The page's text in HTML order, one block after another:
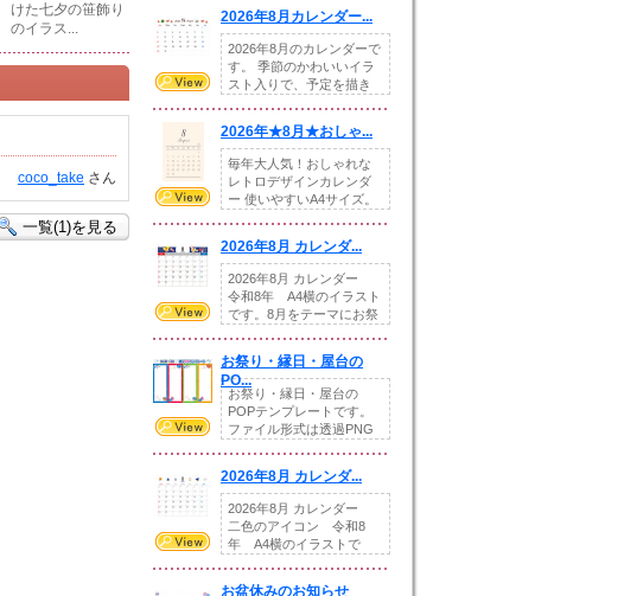
けた七夕の笹飾り
のイラス...
coco_take さん
一覧(1)を見る
2026年8月カレンダー...
2026年8月のカレンダーで
す。 季節のかわいいイラ
スト入りで、予定を描き
2026年★8月★おしゃ...
毎年大人気！おしゃれな
レトロデザインカレンダ
ー 使いやすいA4サイズ。
2026年8月 カレンダ...
2026年8月 カレンダー
令和8年 A4横のイラスト
です。8月をテーマにお祭
お祭り・縁日・屋台の
PO...
お祭り・縁日・屋台の
POPテンプレートです。
ファイル形式は透過PNG
2026年8月 カレンダ...
2026年8月 カレンダー
二色のアイコン 令和8
年 A4横のイラストで
お盆休みのお知らせ